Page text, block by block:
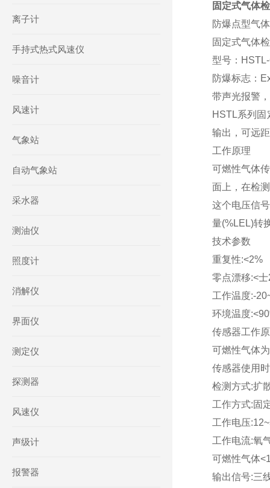
离子计
手持式热式风速仪
噪音计
风速计
气象站
自动气象站
采水器
测油仪
照度计
消解仪
界面仪
测定仪
探测器
风速仪
声级计
报警器
固定式气体
防爆点型气
固定式气体
型号：
防爆标志：
带声光报警
HSTL系列
输出，可远
工作原理
可燃性气体
面上，在检
这个电压信
量(%LEL)转
技术参数
重复性:<2%
零点漂移:<士
工作温度:-
环境温度
传感器工作
可燃性气体
传感器使用
检测方式:扩
工作方式:固
工作电压
工作电流:氧
可燃性气体
输出信号:三